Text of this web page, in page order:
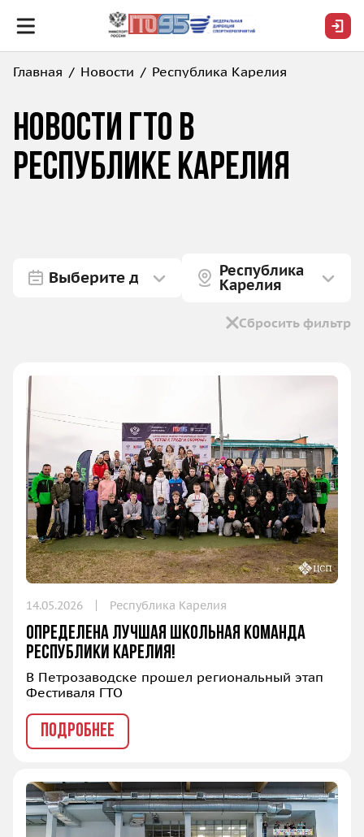
Главная Новости Республика Карелия
Новости ГТО в
Республике Карелия
Республика
Карелия
Сбросить фильтр
14.05.2026 Республика Карелия
Определена лучшая школьная команда
Республики Карелия!
В Петрозаводске прошел региональный этап
Фестиваля ГТО
ПОДРОБНЕЕ